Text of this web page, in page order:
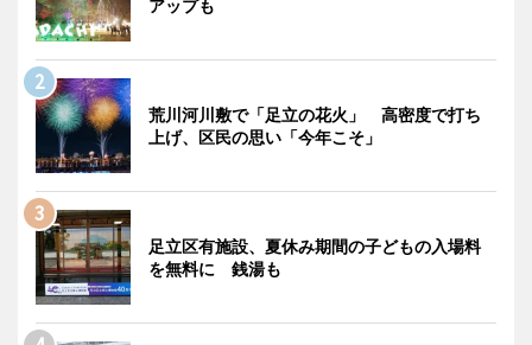
アップも
荒川河川敷で「足立の花火」 高密度で打ち
上げ、区民の思い「今年こそ」
足立区有施設、夏休み期間の子どもの入場料
を無料に 銭湯も